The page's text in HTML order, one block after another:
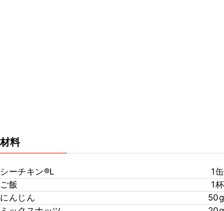
材料
シーチキン®︎L
1缶
ご飯
1杯
にんじん
50g